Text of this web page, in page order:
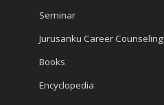
Seminar
Jurusanku Career Counseling
Books
Encyclopedia